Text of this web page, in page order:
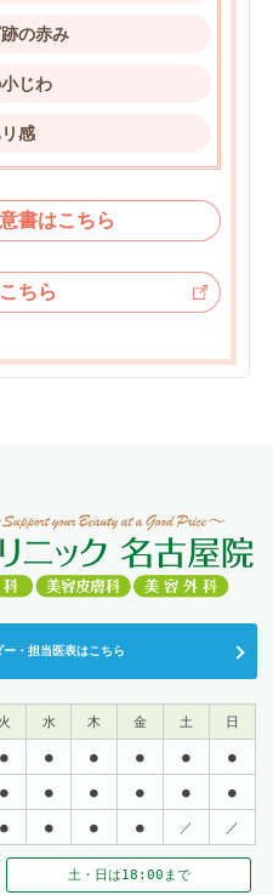
の赤み
じわ
感
書はこちら
ちら
・担当医表はこちら
火 水 木 金 土 日
● ● ● ● ● ●
● ● ● ● ● ●
● ● ● ● ／ ／
土・日は18:00まで